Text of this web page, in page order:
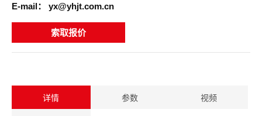
E-mail： yx@yhjt.com.cn
索取报价
详情 参数 视频